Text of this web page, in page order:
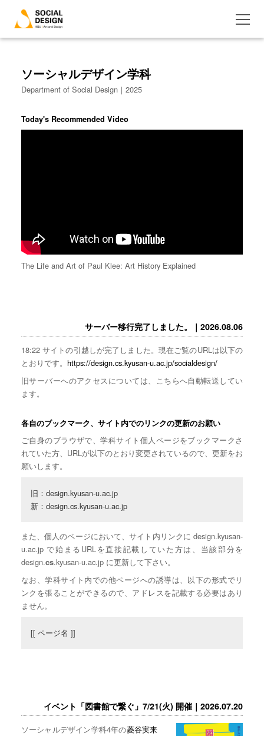
ソーシャルデザイン学科
Department of Social Design｜2025
Today's Recommended Video
The Life and Art of Paul Klee: Art History Explained
サーバー移行完了しました。｜2026.08.06
18:22 サイトの引越しが完了しました。現在ご覧のURLは以下の
とおりです。 https://design.cs.kyusan-u.ac.jp/socialdesign/
旧サーバーへのアクセスについては、こちらへ自動転送してい
ます。
各自のブックマーク、サイト内でのリンクの更新のお願い
ご自身のブラウザで、学科サイト個人ページをブックマークさ
れていた方、URLが以下のとおり変更されているので、更新をお
願いします。
旧：design.kyusan-u.ac.jp
新：design.cs.kyusan-u.ac.jp
また、個人のページにおいて、サイト内リンクに design.kyusan-
u.ac.jp で始まるURLを直接記載していた方は、当該部分を
design.cs.kyusan-u.ac.jp に更新して下さい。
なお、学科サイト内での他ページへの誘導は、以下の形式でリ
ンクを張ることができるので、アドレスを記載する必要はあり
ません。
[[ ページ名 ]]
イベント「図書館で繋ぐ」7/21(火) 開催｜2026.07.20
ソーシャルデザイン学科4年の菱谷実来